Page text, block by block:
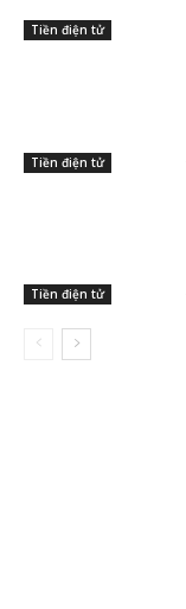
Tiền điện tử
Tiền điện tử
Tiền điện tử